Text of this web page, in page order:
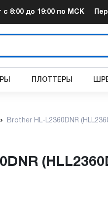
с 8:00 до 19:00 по МСК
ПЛОТТЕРЫ
Brother HL-L2360DNR